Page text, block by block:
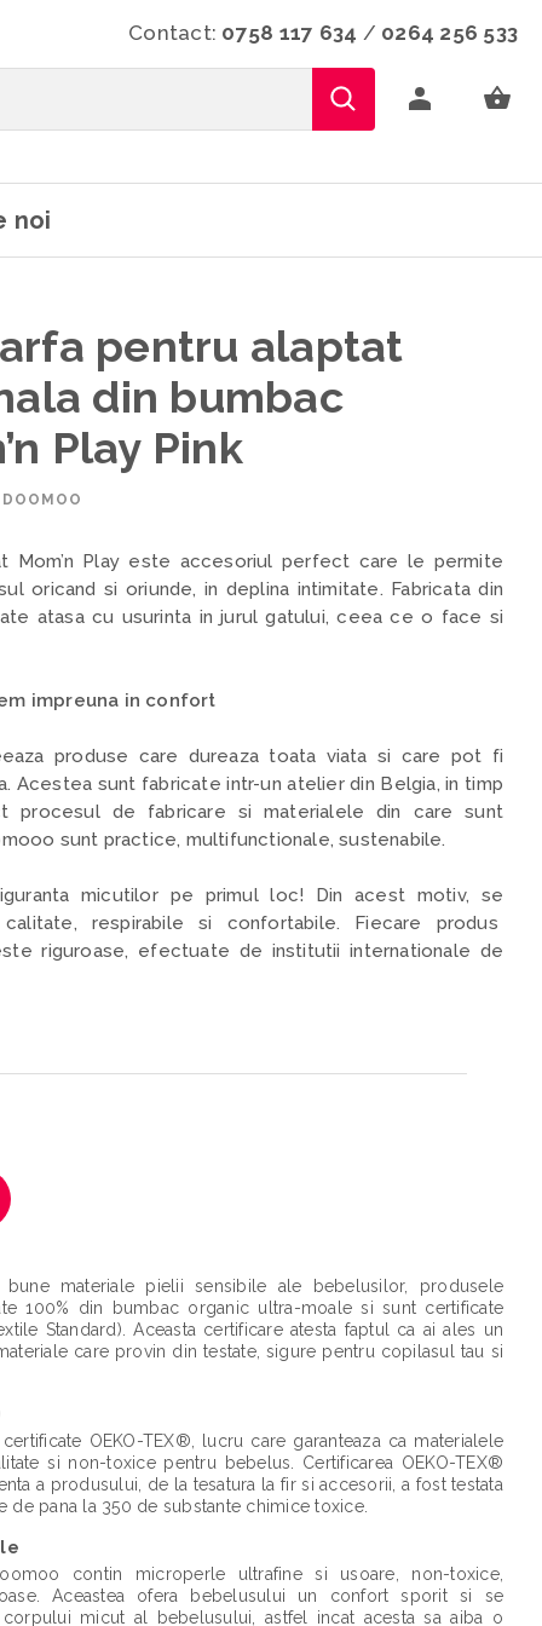
Contact: 0758 117 634 / 0264 256 533
noi
pentru alaptat
din bumbac
Play Pink
Mom’n Play este accesoriul perfect care le permite
oricand si oriunde, in deplina intimitate. Fabricata din
atasa cu usurinta in jurul gatului, ceea ce o face si
impreuna in confort
produse care dureaza toata viata si care pot fi
Acestea sunt fabricate intr-un atelier din Belgia, in timp
procesul de fabricare si materialele din care sunt
sunt practice, multifunctionale, sustenabile.
micutilor pe primul loc! Din acest motiv, se
respirabile si confortabile. Fiecare produs
riguroase, efectuate de institutii internationale de
materiale pielii sensibile ale bebelusilor, produsele
100% din bumbac organic ultra-moale si sunt certificate
Standard). Aceasta certificare atesta faptul ca ai ales un
care provin din testate, sigure pentru copilasul tau si
OEKO-TEX®, lucru care garanteaza ca materialele
si non-toxice pentru bebelus. Certificarea OEKO-TEX®
a produsului, de la tesatura la fir si accesorii, a fost testata
de pana la 350 de substante chimice toxice.
contin microperle ultrafine si usoare, non-toxice,
Aceastea ofera bebelusului un confort sporit si se
micut al bebelusului, astfel incat acesta sa aiba o